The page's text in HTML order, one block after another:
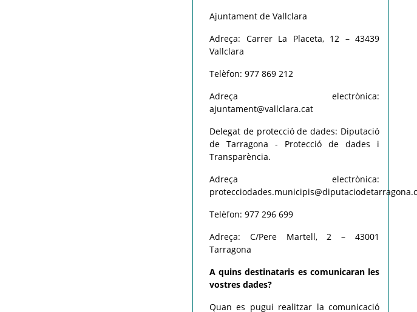
Ajuntament de Vallclara
Adreça: Carrer La Placeta, 12 – 43439
Vallclara
Telèfon: 977 869 212
Adreça electrònica:
ajuntament@vallclara.cat
Delegat de protecció de dades: Diputació
de Tarragona - Protecció de dades i
Transparència.
Adreça electrònica:
Telèfon: 977 296 699
Adreça: C/Pere Martell, 2 – 43001
Tarragona
A quins destinataris es comunicaran les
vostres dades?
Quan es pugui realitzar la comunicació